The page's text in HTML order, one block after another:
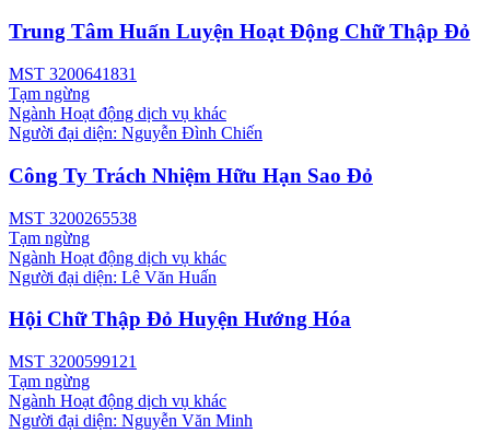
Trung Tâm Huấn Luyện Hoạt Động Chữ Thập Đỏ
MST 3200641831
Tạm ngừng
Ngành Hoạt động dịch vụ khác
Người đại diện: Nguyễn Đình Chiến
Công Ty Trách Nhiệm Hữu Hạn Sao Đỏ
MST 3200265538
Tạm ngừng
Ngành Hoạt động dịch vụ khác
Người đại diện: Lê Văn Huấn
Hội Chữ Thập Đỏ Huyện Hướng Hóa
MST 3200599121
Tạm ngừng
Ngành Hoạt động dịch vụ khác
Người đại diện: Nguyễn Văn Minh